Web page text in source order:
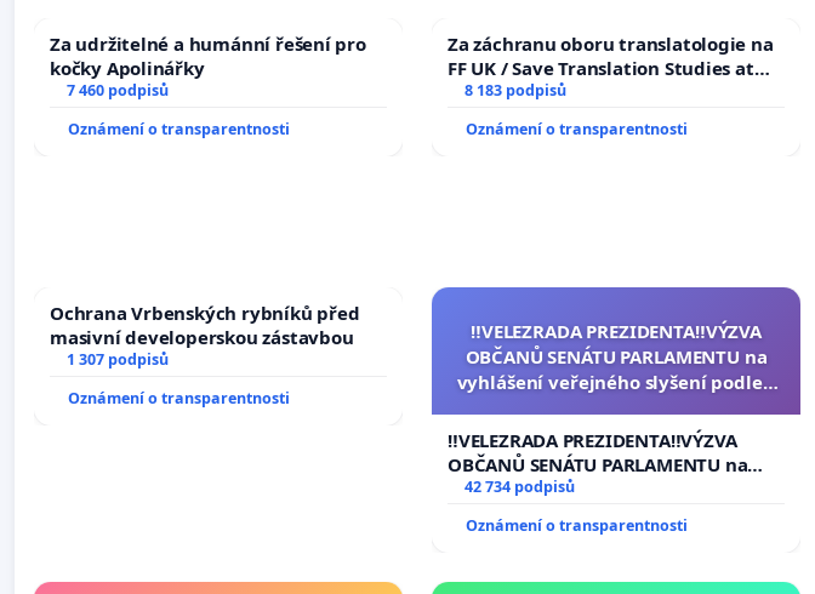
Za udržitelné a humánní řešení pro
kočky Apolinářky
7 460 podpisů
Oznámení o transparentnosti
Za záchranu oboru translatologie na
FF UK / Save Translation Studies at
the Faculty of Arts, Charles
University
8 183 podpisů
Oznámení o transparentnosti
Ochrana Vrbenských rybníků před
masivní developerskou zástavbou
1 307 podpisů
Oznámení o transparentnosti
‼️VELEZRADA PREZIDENTA‼️VÝZVA
OBČANŮ SENÁTU PARLAMENTU na
vyhlášení veřejného slyšení podle §
na přijetí usnesení k podání ústavní
žaloby na prezidenta republiky
‼️VELEZRADA PREZIDENTA‼️VÝZVA
OBČANŮ SENÁTU PARLAMENTU na
vyhlášení veřejného slyšení podle §
144 jednacího řádu Senátu k návrhu
na přijetí usnesení k podání ústavní
42 734 podpisů
Oznámení o transparentnosti